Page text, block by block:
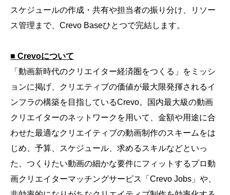
スケジュールの作成・共有や担当者の振り分け、リソー
ス管理まで、Crevo Baseひとつで完結します。
■ Crevoについて
「動画新時代のクリエイター経済圏をつくる」をミッシ
ョンに掲げ、クリエティブの価値が最大限発揮されるイ
ンフラの構築を目指しているCrevo。国内最大級の動画
クリエイターのネットワークを用いて、金額や用途に合
わせた最適なクリエイティブの動画制作のスキームをは
じめ、予算、スケジュール、求めるスキルなどといっ
た、つくりたい動画の細かな要件にフィットするプロ動
画クリエイターマッチングサービス「Crevo Jobs」や、